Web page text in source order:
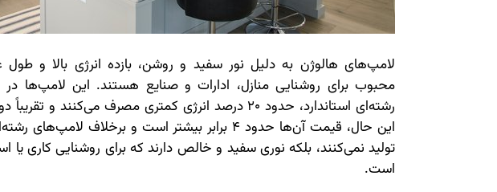
لامپ‌های هالوژن به دلیل نور سفید و روشن، بازده انرژی بالا و طول
محبوب برای روشنایی منازل، ادارات و صنایع هستند. این لامپ‌ها
رشته‌ای استاندارد، حدود 20 درصد انرژی کمتری مصرف می‌کنند و
این حال، قیمت آن‌ها حدود 4 برابر بیشتر است و برخلاف
تولید نمی‌کنند، بلکه نوری سفید و خالص دارند که برای روشنایی کاری یا
است.